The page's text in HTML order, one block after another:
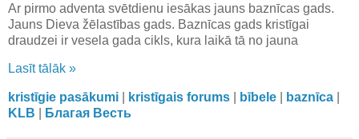
Ar pirmo adventa svētdienu iesākas jauns baznīcas gads.
Jauns Dieva žēlastības gads. Baznīcas gads kristīgai
draudzei ir vesela gada cikls, kura laikā tā no jauna
Lasīt tālāk »
kristīgie pasākumi kristīgais forums bībele baznīca
KLB
Благая Весть